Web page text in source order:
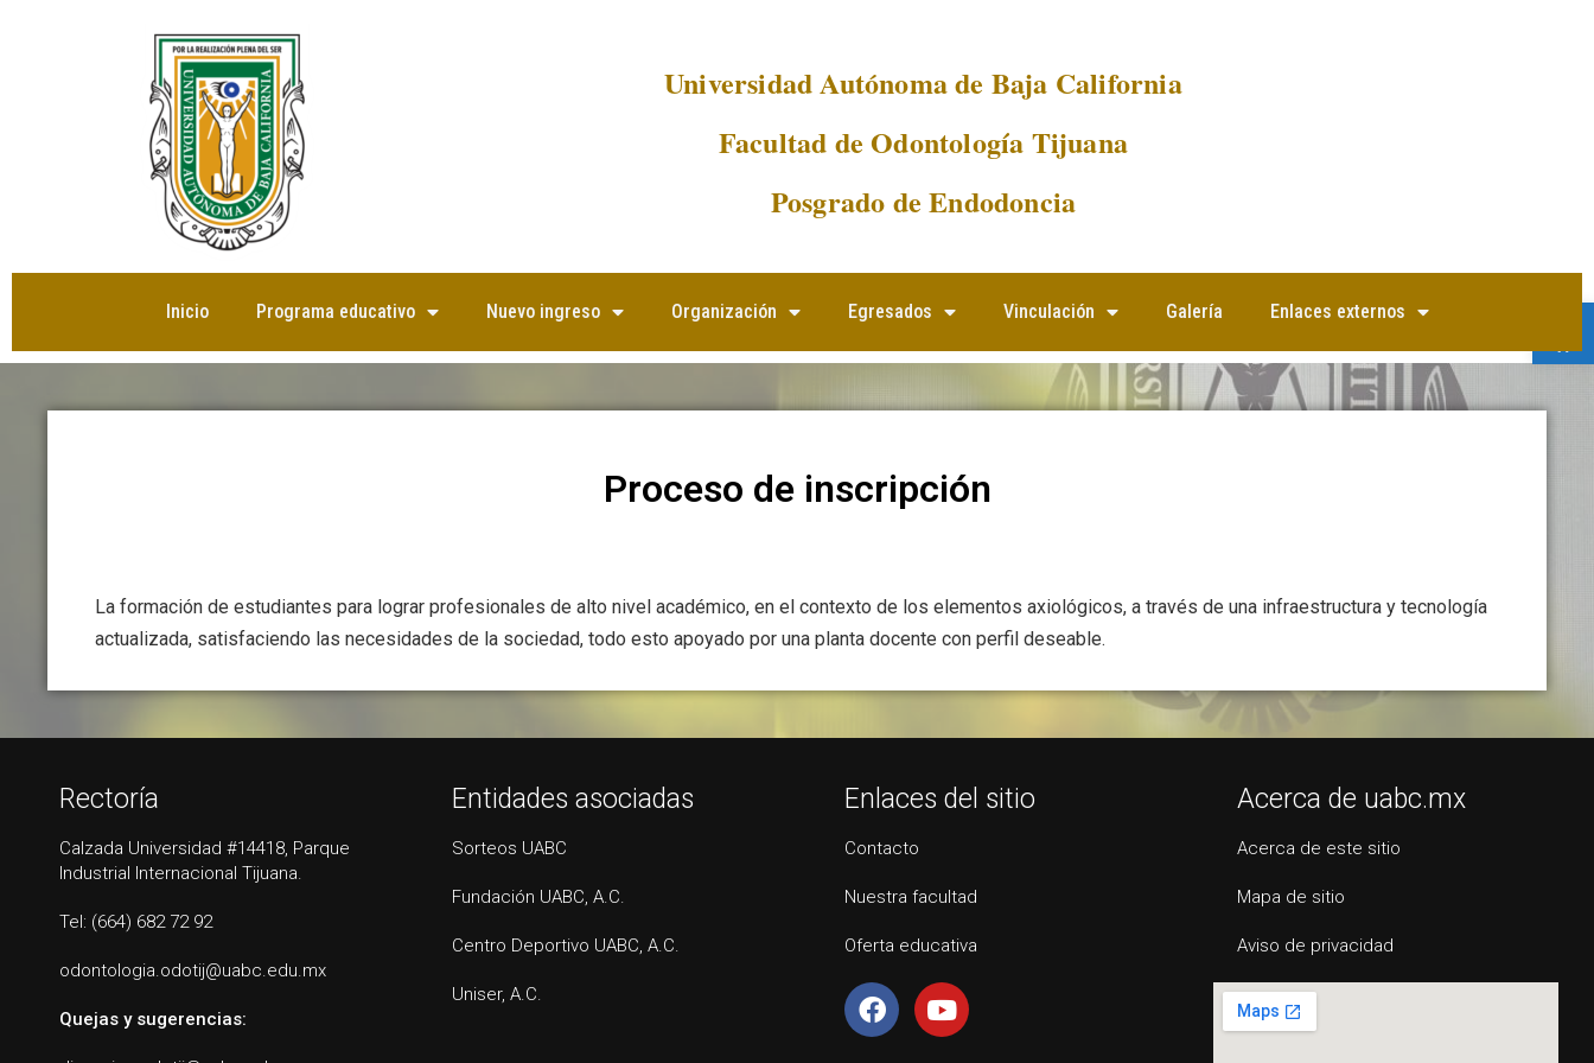
Universidad Autónoma de Baja California
Facultad de Odontología Tijuana
Posgrado de Endodoncia
Inicio Programa educativo Nuevo ingreso Organización Egresados Vinculación Galería Enlaces externos
Proceso de inscripción
La formación de estudiantes para lograr profesionales de alto nivel académico, en el contexto de los elementos axiológicos, a través de una infraestructura y tecnología
actualizada, satisfaciendo las necesidades de la sociedad, todo esto apoyado por una planta docente con perfil deseable.
Rectoría
Calzada Universidad #14418, Parque
Industrial Internacional Tijuana.
Tel: (664) 682 72 92
odontologia.odotij@uabc.edu.mx
Quejas y sugerencias:
Entidades asociadas
Sorteos UABC
Fundación UABC, A.C.
Centro Deportivo UABC, A.C.
Uniser, A.C.
Enlaces del sitio
Contacto
Nuestra facultad
Oferta educativa
Acerca de uabc.mx
Acerca de este sitio
Mapa de sitio
Aviso de privacidad